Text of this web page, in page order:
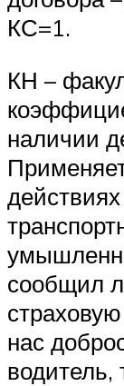
КС=1.
КН –
наличии
сообщил
нас
водитель,